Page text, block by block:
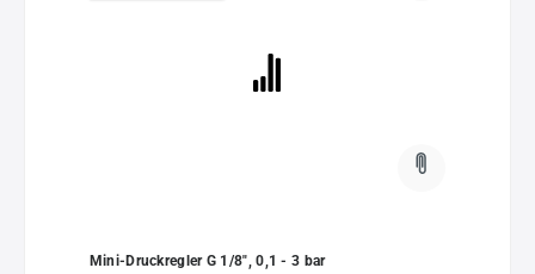
Mini-Druckregler G 1/8", 0,1 - 3 bar